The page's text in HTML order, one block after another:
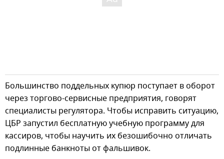
Большинство поддельных купюр поступает в оборот
через торгово-сервисные предприятия, говорят
специалисты регулятора. Чтобы исправить ситуацию,
ЦБР запустил бесплатную учебную программу для
кассиров, чтобы научить их безошибочно отличать
подлинные банкноты от фальшивок.